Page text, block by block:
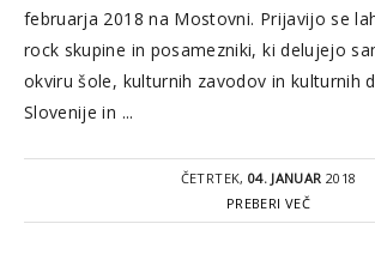
februarja 2018 na Mostovni. Prijavijo se
rock skupine in posamezniki, ki delujejo
okviru šole, kulturnih zavodov in kulturnih
Slovenije in ...
ČETRTEK, 04. JANUAR 2018
PREBERI VEČ